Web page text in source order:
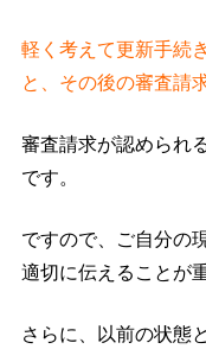
軽く考えて更新手続
と、その後の審査請
審査請求が認められ
です。
ですので、ご自分の
適切に伝えることが
さらに、以前の状態